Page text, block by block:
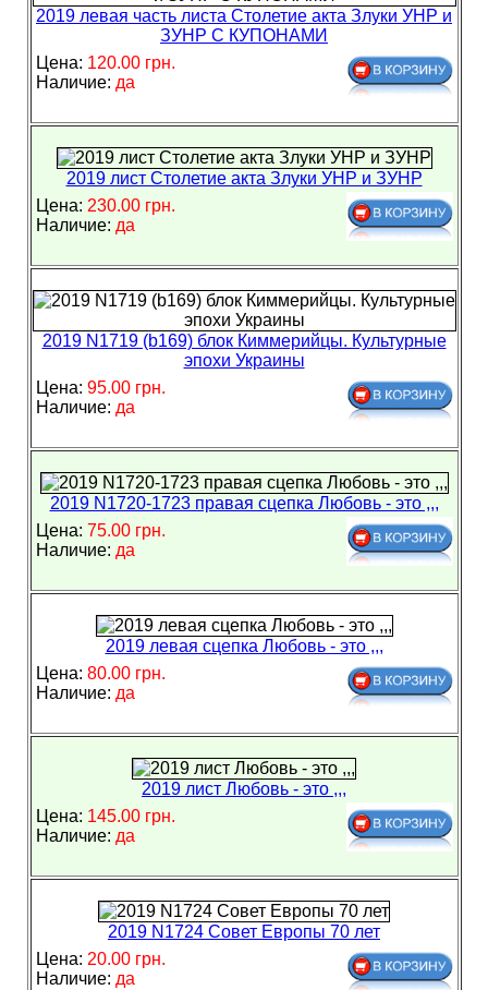
2019 левая часть листа Столетие акта Злуки УНР и
ЗУНР С КУПОНАМИ
Цена: 120.00 грн.
Наличие: да
2019 лист Столетие акта Злуки УНР и ЗУНР
Цена: 230.00 грн.
Наличие: да
2019 N1719 (b169) блок Киммерийцы. Культурные
эпохи Украины
Цена: 95.00 грн.
Наличие: да
2019 N1720-1723 правая сцепка Любовь - это ,,,
Цена: 75.00 грн.
Наличие: да
2019 левая сцепка Любовь - это ,,,
Цена: 80.00 грн.
Наличие: да
2019 лист Любовь - это ,,,
Цена: 145.00 грн.
Наличие: да
2019 N1724 Совет Европы 70 лет
Цена: 20.00 грн.
Наличие: да